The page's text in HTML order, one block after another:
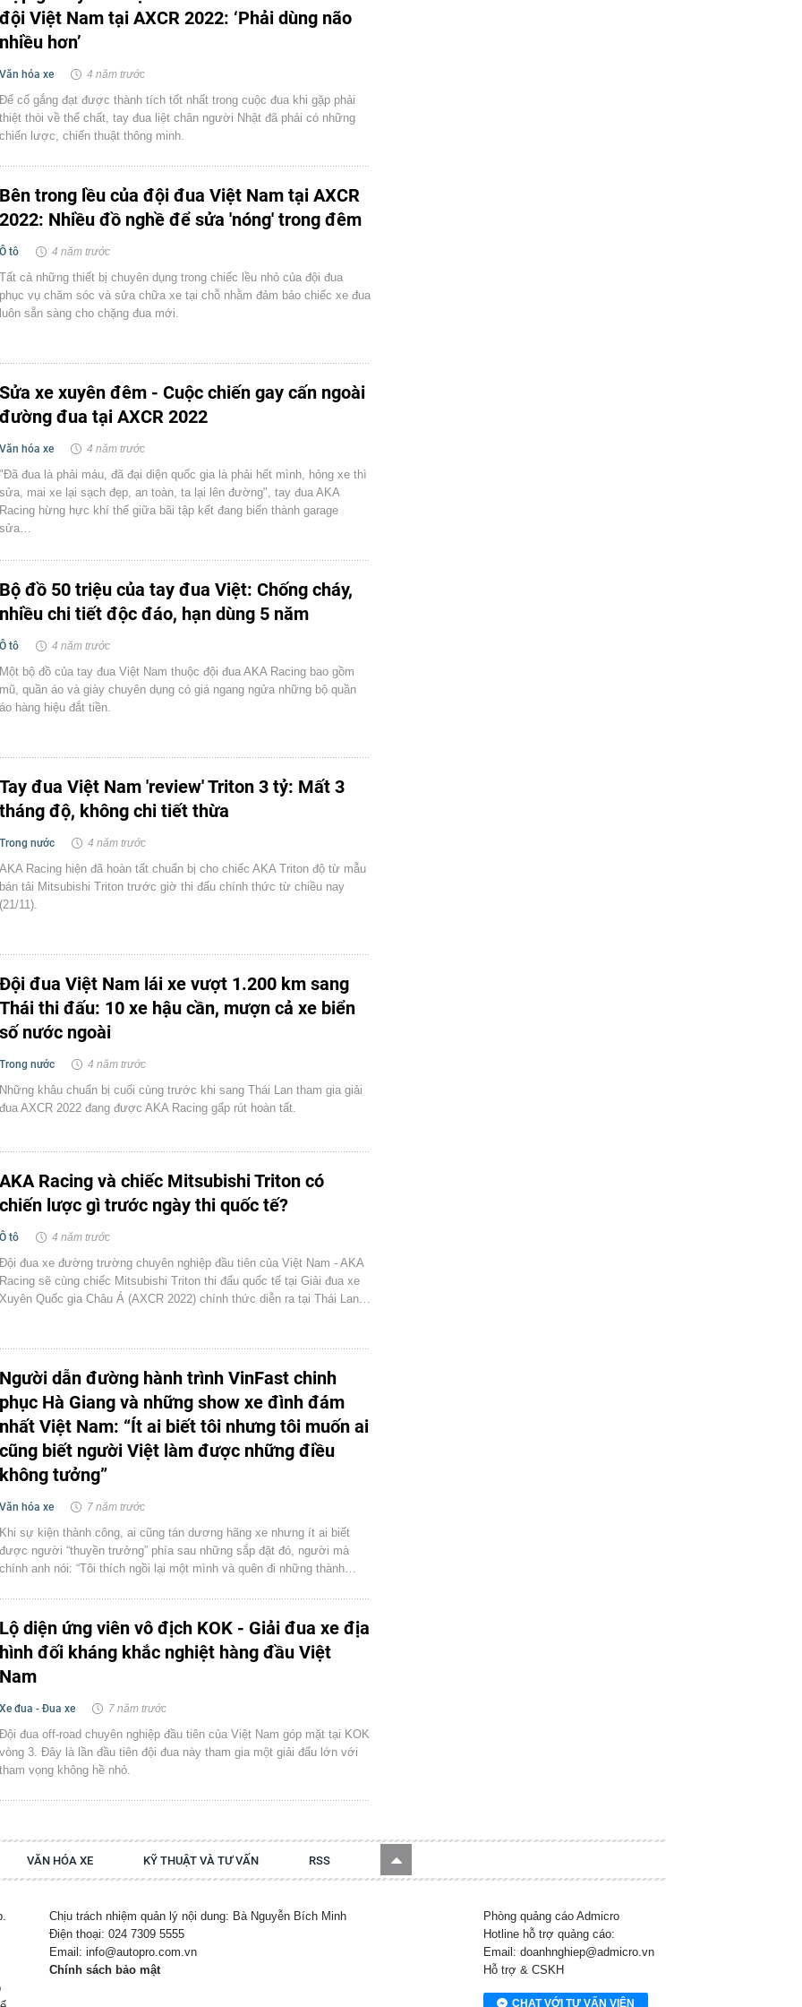
đội Việt Nam tại AXCR 2022: ‘Phải dùng não
nhiều hơn’
Văn hóa xe 4 năm trước
Để cố gắng đạt được thành tích tốt nhất trong cuộc đua khi gặp phải
thiệt thòi về thể chất, tay đua liệt chân người Nhật đã phải có những
chiến lược, chiến thuật thông minh.
Bên trong lều của đội đua Việt Nam tại AXCR
2022: Nhiều đồ nghề để sửa 'nóng' trong đêm
Ô tô 4 năm trước
Tất cả những thiết bị chuyên dụng trong chiếc lều nhỏ của đội đua
phục vụ chăm sóc và sửa chữa xe tại chỗ nhằm đảm bảo chiếc xe đua
luôn sẵn sàng cho chặng đua mới.
Sửa xe xuyên đêm - Cuộc chiến gay cấn ngoài
đường đua tại AXCR 2022
Văn hóa xe 4 năm trước
"Đã đua là phải máu, đã đại diện quốc gia là phải hết mình, hỏng xe thì
sửa, mai xe lại sạch đẹp, an toàn, ta lại lên đường", tay đua AKA
Racing hừng hực khí thế giữa bãi tập kết đang biến thành garage
sửa…
Bộ đồ 50 triệu của tay đua Việt: Chống cháy,
nhiều chi tiết độc đáo, hạn dùng 5 năm
Ô tô 4 năm trước
Một bộ đồ của tay đua Việt Nam thuộc đội đua AKA Racing bao gồm
mũ, quần áo và giày chuyên dụng có giá ngang ngửa những bộ quần
áo hàng hiệu đắt tiền.
Tay đua Việt Nam 'review' Triton 3 tỷ: Mất 3
tháng độ, không chi tiết thừa
Trong nước 4 năm trước
AKA Racing hiện đã hoàn tất chuẩn bị cho chiếc AKA Triton độ từ mẫu
bán tải Mitsubishi Triton trước giờ thi đấu chính thức từ chiều nay
(21/11).
Đội đua Việt Nam lái xe vượt 1.200 km sang
Thái thi đấu: 10 xe hậu cần, mượn cả xe biển
số nước ngoài
Trong nước 4 năm trước
Những khâu chuẩn bị cuối cùng trước khi sang Thái Lan tham gia giải
đua AXCR 2022 đang được AKA Racing gấp rút hoàn tất.
AKA Racing và chiếc Mitsubishi Triton có
chiến lược gì trước ngày thi quốc tế?
Ô tô 4 năm trước
Đội đua xe đường trường chuyên nghiệp đầu tiên của Việt Nam - AKA
Racing sẽ cùng chiếc Mitsubishi Triton thi đấu quốc tế tại Giải đua xe
Xuyên Quốc gia Châu Á (AXCR 2022) chính thức diễn ra tại Thái Lan…
Người dẫn đường hành trình VinFast chinh
phục Hà Giang và những show xe đình đám
nhất Việt Nam: “Ít ai biết tôi nhưng tôi muốn ai
cũng biết người Việt làm được những điều
không tưởng”
Văn hóa xe 7 năm trước
Khi sự kiện thành công, ai cũng tán dương hãng xe nhưng ít ai biết
được người “thuyền trưởng” phía sau những sắp đặt đó, người mà
chính anh nói: “Tôi thích ngồi lại một mình và quên đi những thành…
Lộ diện ứng viên vô địch KOK - Giải đua xe địa
hình đối kháng khắc nghiệt hàng đầu Việt
Nam
Xe đua - Đua xe 7 năm trước
Đội đua off-road chuyên nghiệp đầu tiên của Việt Nam góp mặt tại KOK
vòng 3. Đây là lần đầu tiên đội đua này tham gia một giải đấu lớn với
tham vọng không hề nhỏ.
VĂN HÓA XE KỸ THUẬT VÀ TƯ VẤN RSS
Chịu trách nhiệm quản lý nội dung: Bà Nguyễn Bích Minh
Điện thoại: 024 7309 5555
Email: info@autopro.com.vn
Chính sách bảo mật
Phòng quảng cáo Admicro
Hotline hỗ trợ quảng cáo:
Email: doanhnghiep@admicro.vn
Hỗ trợ & CSKH
CHAT VỚI TƯ VẤN VIÊN